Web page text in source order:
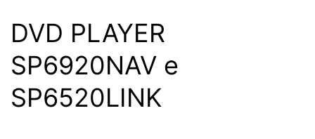
DVD PLAYER
SP6920NAV e
SP6520LINK